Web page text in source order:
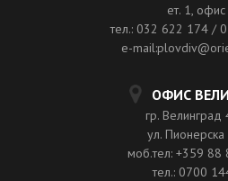
ет. 1, офис
тел.: 032 622 174 /
e-
ОФИС
гр. Велинград
ул.
моб.тел: +359 88
тел.: 0700